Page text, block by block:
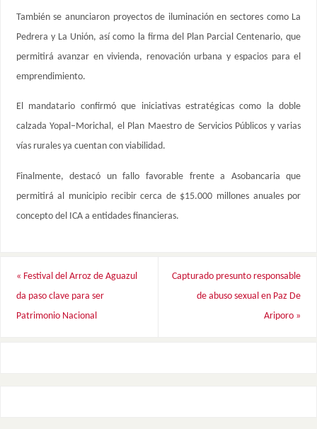
También se anunciaron proyectos de iluminación en sectores como La
Pedrera y La Unión, así como la firma del Plan Parcial Centenario, que
permitirá avanzar en vivienda, renovación urbana y espacios para el
emprendimiento.
El mandatario confirmó que iniciativas estratégicas como la doble
calzada Yopal–Morichal, el Plan Maestro de Servicios Públicos y varias
vías rurales ya cuentan con viabilidad.
Finalmente, destacó un fallo favorable frente a Asobancaria que
permitirá al municipio recibir cerca de $15.000 millones anuales por
concepto del ICA a entidades financieras.
« Festival del Arroz de Aguazul
da paso clave para ser
Patrimonio Nacional
Capturado presunto responsable
de abuso sexual en Paz De
Ariporo »